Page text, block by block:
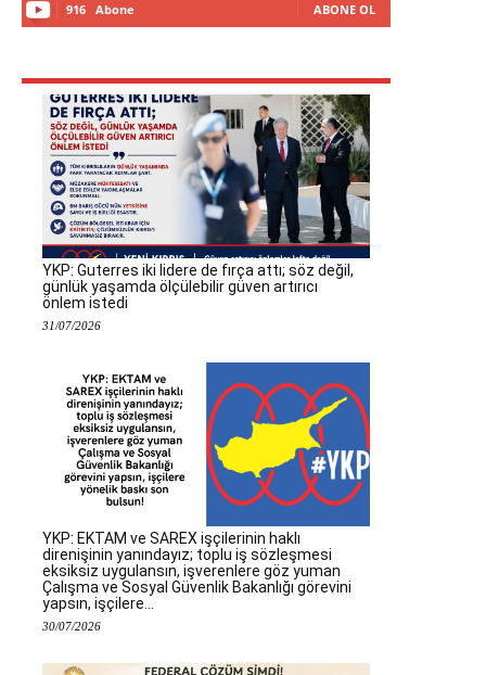
916 Abone ABONE OL
YKP: Guterres iki lidere de fırça attı; söz değil,
günlük yaşamda ölçülebilir güven artırıcı
önlem istedi
31/07/2026
YKP: EKTAM ve SAREX işçilerinin haklı
direnişinin yanındayız; toplu iş sözleşmesi
eksiksiz uygulansın, işverenlere göz yuman
Çalışma ve Sosyal Güvenlik Bakanlığı görevini
yapsın, işçilere...
30/07/2026